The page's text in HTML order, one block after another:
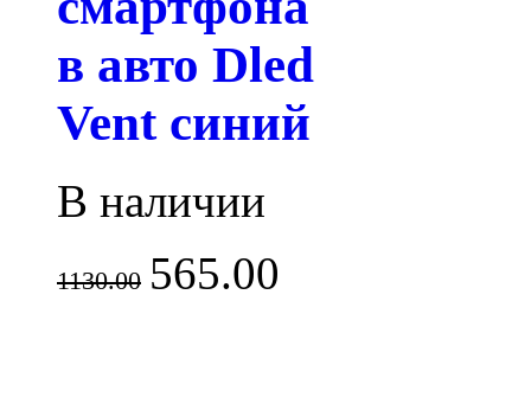
в авто Dled
Vent синий
В наличии
1130.00 565.00